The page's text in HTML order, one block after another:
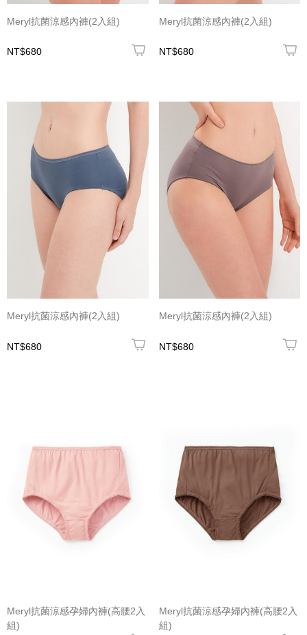
Meryl抗菌涼感內褲(2入組)
NT$680
Meryl抗菌涼感內褲(2入組)
NT$680
Meryl抗菌涼感內褲(2入組)
NT$680
Meryl抗菌涼感內褲(2入組)
NT$680
Meryl抗菌涼感孕婦內褲(高腰2入
組)
Meryl抗菌涼感孕婦內褲(高腰2入
組)